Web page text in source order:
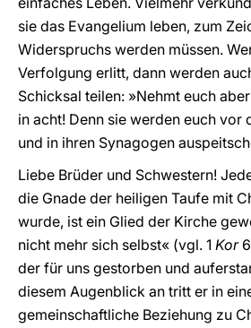
sie das Evangelium leben, zum
Widerspruchs werden müssen.
Verfolgung erlitt, dann werden
Schicksal teilen: »Nehmt euch
in acht! Denn sie werden euch vor
und in ihren Synagogen
Liebe Brüder und Schwestern!
die Gnade der heiligen Taufe mit
wurde, ist ein Glied der Kirche
nicht mehr sich selbst« (vgl. 1 Kor
der für uns gestorben und
diesem Augenblick an tritt er in
gemeinschaftliche Beziehung zu